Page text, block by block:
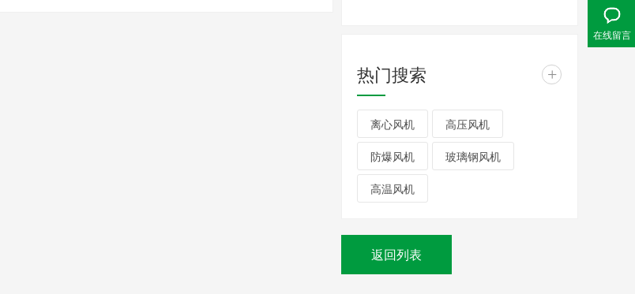
热门搜索 +
离心风机 高压风机
防爆风机 玻璃钢风机
高温风机
返回列表
在线留言